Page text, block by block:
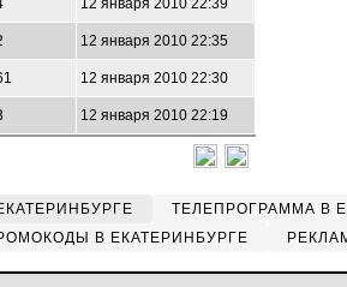
12 января 2010 22:39
12 января 2010 22:35
12 января 2010 22:30
12 января 2010 22:19
ТЕЛЕПРОГРАММА В
В ЕКАТЕРИНБУРГЕ